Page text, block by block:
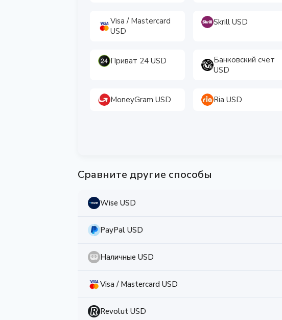
Visa / Mastercard
USD
Skrill USD
Приват 24 USD
Банковский счет
USD
MoneyGram USD Ria USD
Сравните другие способы
Wise USD
PayPal USD
Наличные USD
Visa / Mastercard USD
Revolut USD